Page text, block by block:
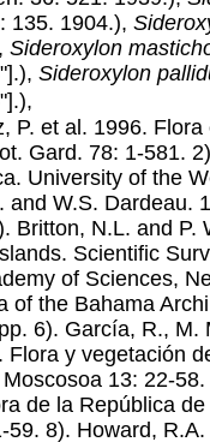
135. 1904.),
Sideroxylon
Sideroxylon
P. et al. 1996.
Gard. 78: 1-581.
University of the
W.S. Dardeau.
Britton, N.L. and P.
Scientific
of Sciences,
of the Bahama
6). García, R., M.
y vegetación
13: 22-
de la República
8). Howard,